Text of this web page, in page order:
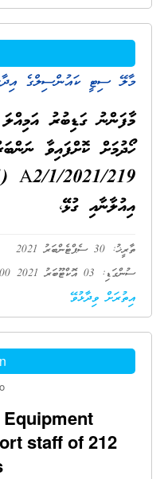
މާލޭ ސިޓީ ކައުންސިލްގެ
މާފަންނު ގަޑިބުރު
އިއުލާނާއި ގުޅޭ،
ތާރީޚު: 30 ސެޕްޓެންބަރު 2021
ސުންގަޑި: 03 އޮކްޓޫބަރު 2021 14:00
އިތުރަށް ވިދާޅުވޭ
staff of 212